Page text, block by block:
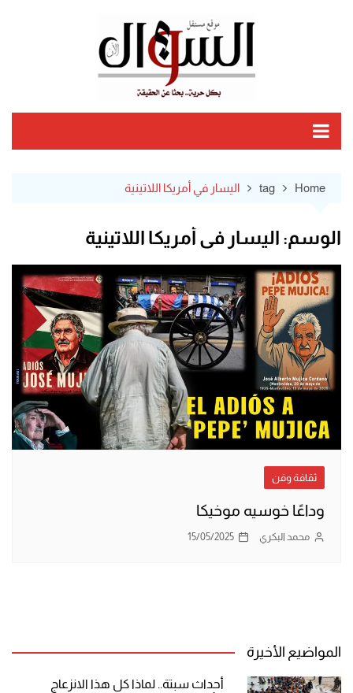
Home
tag اليسار في أمريكا اللاتينية
الوسم: اليسار في أمريكا اللاتينية
ثقافة وفن
وداعًا خوسيه موخيكا
محمد البكري 15/05/2025
المواضيع الأخيرة
أحداث سبتة.. لماذا كل هذا الانزعاج